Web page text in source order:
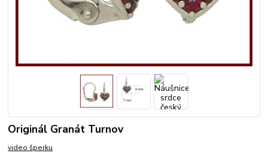
Originál Granát Turnov
video šperku